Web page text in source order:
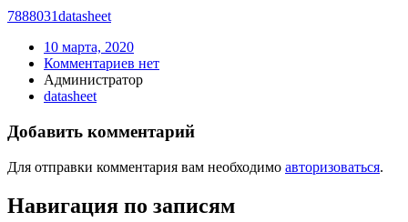
7888031datasheet
10 марта, 2020
Комментариев нет
Администратор
datasheet
Добавить комментарий
Для отправки комментария вам необходимо авторизоваться.
Навигация по записям